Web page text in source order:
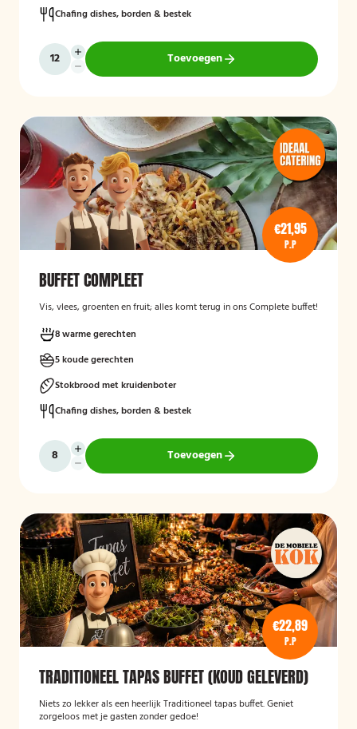
Chafing dishes, borden & bestek
Toevoegen
€21,95
P.P
BUFFET COMPLEET
Vis, vlees, groenten en fruit; alles komt terug in ons Complete buffet!
8 warme gerechten
5 koude gerechten
Stokbrood met kruidenboter
Chafing dishes, borden & bestek
Toevoegen
€22,89
P.P
TRADITIONEEL TAPAS BUFFET (KOUD GELEVERD)
Niets zo lekker als een heerlijk Traditioneel tapas buffet. Geniet
zorgeloos met je gasten zonder gedoe!